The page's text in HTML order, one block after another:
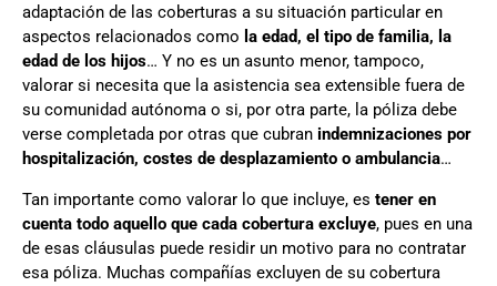
adaptación de las coberturas a su situación particular en
aspectos relacionados como la edad, el tipo de familia, la
edad de los hijos… Y no es un asunto menor, tampoco,
valorar si necesita que la asistencia sea extensible fuera de
su comunidad autónoma o si, por otra parte, la póliza debe
verse completada por otras que cubran indemnizaciones por
hospitalización, costes de desplazamiento o ambulancia…
Tan importante como valorar lo que incluye, es tener en
cuenta todo aquello que cada cobertura excluye, pues en una
de esas cláusulas puede residir un motivo para no contratar
esa póliza. Muchas compañías excluyen de su cobertura